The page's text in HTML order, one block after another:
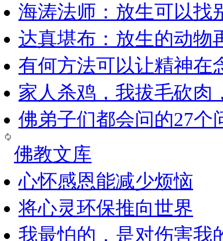
海涛法师：放生可以找
达真堪布：放生的动物
有何方法可以让精神在
家人杀鸡，我拔毛砍肉
佛弟子们都会问的27个
佛教文库
心怀感恩能减少烦恼
将心灵环保推向世界
我最怕的，是对伤害我